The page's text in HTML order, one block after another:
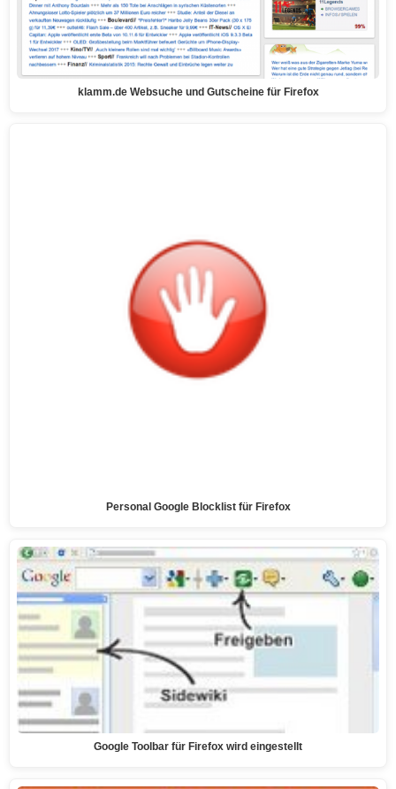
klamm.de Websuche und Gutscheine für Firefox
Personal Google Blocklist für Firefox
Google Toolbar für Firefox wird eingestellt